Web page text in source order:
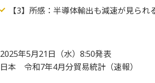
【3】所感：半導体輸出も減速が見られ
2025年5月21日（水）8:50発表
日本 令和7年4月分貿易統計（速報）